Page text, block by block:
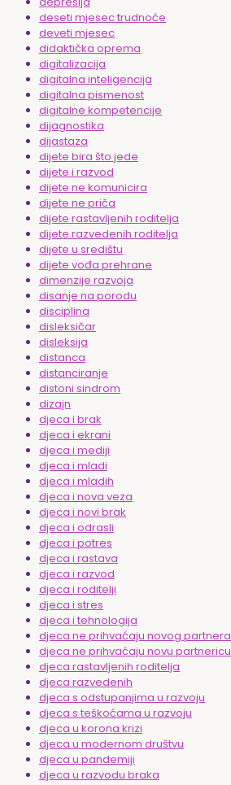
deseti mjesec trudnoće
deveti mjesec
didaktička oprema
digitalizacija
digitalna inteligencija
digitalna pismenost
digitalne kompetencije
dijagnostika
dijastaza
dijete bira što jede
dijete i razvod
dijete ne komunicira
dijete ne priča
dijete rastavljenih roditelja
dijete razvedenih roditelja
dijete u središtu
dijete vođa prehrane
dimenzije razvoja
disanje na porodu
disciplina
disleksičar
disleksija
distanca
distanciranje
distoni sindrom
dizajn
djeca i brak
djeca i ekrani
djeca i mediji
djeca i mladi
djeca i mladih
djeca i nova veza
djeca i novi brak
djeca i odrasli
djeca i potres
djeca i rastava
djeca i razvod
djeca i roditelji
djeca i stres
djeca i tehnologija
djeca ne prihvaćaju novog partnera
djeca ne prihvaćaju novu partnericu
djeca rastavljenih roditelja
djeca razvedenih
djeca s odstupanjima u razvoju
djeca s teškoćama u razvoju
djeca u korona krizi
djeca u modernom društvu
djeca u pandemiji
djeca u razvodu braka